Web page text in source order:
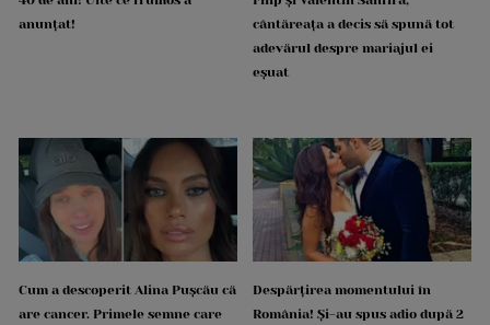
anunțat!
cântăreața a decis să spună tot
adevărul despre mariajul ei
eșuat
Cum a descoperit Alina Pușcău că
are cancer. Primele semne care
Despărțirea momentului în
România! Și-au spus adio după 2